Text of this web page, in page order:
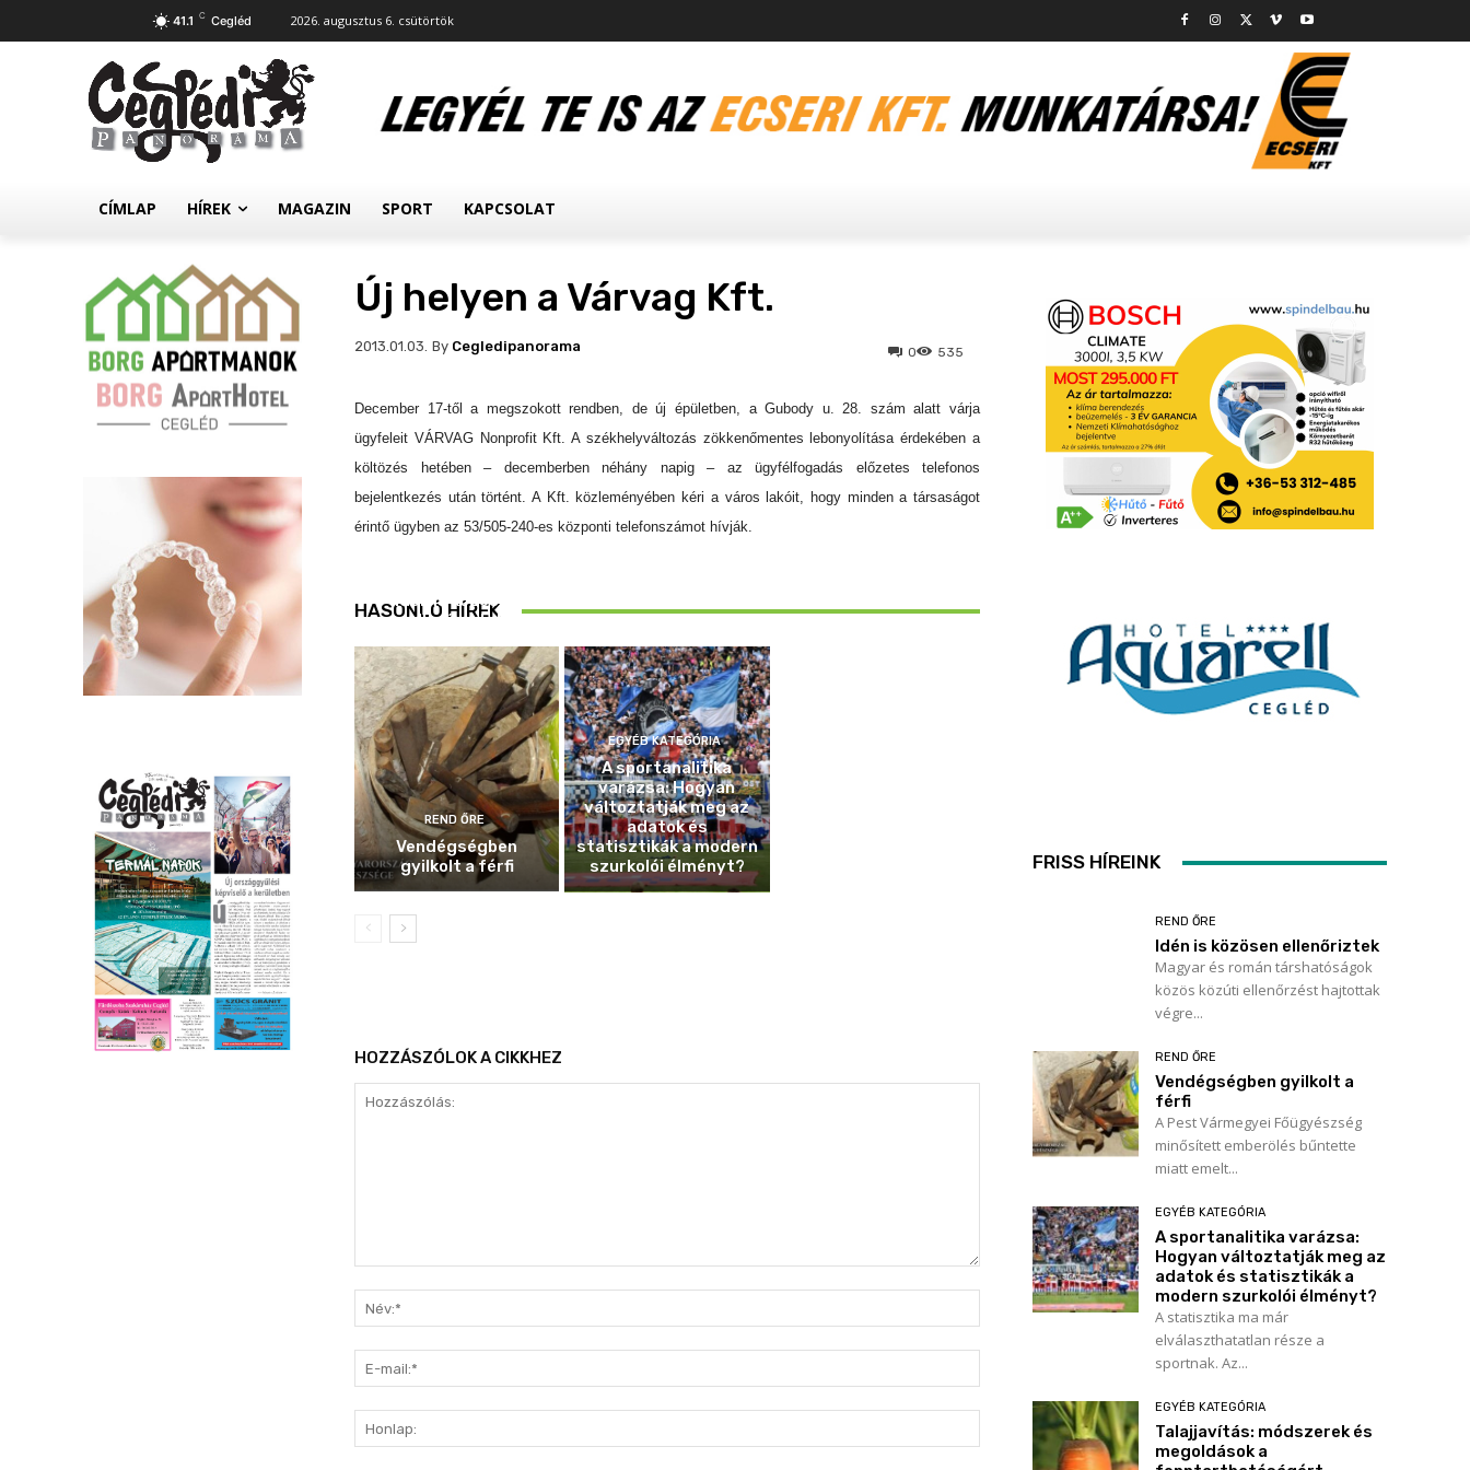
41.1 C Cegléd 2026. augusztus 6. csütörtök
CÍMLAP HÍREK MAGAZIN SPORT KAPCSOLAT
Új helyen a Várvag Kft.
2013.01.03. 535
0
By Cegledipanorama
December 17-től a megszokott rendben, de új épületben, a Gubody u. 28. szám alatt várja
ügyfeleit VÁRVAG Nonprofit Kft. A székhelyváltozás zökkenőmentes lebonyolítása érdekében a
költözés hetében – decemberben néhány napig – az ügyfélfogadás előzetes telefonos
bejelentkezés után történt. A Kft. közleményében kéri a város lakóit, hogy minden a társaságot
érintő ügyben az 53/505-240-es központi telefonszámot hívják.
HASONLÓ HÍREK
Idén is közösen
ellenőriztek
REND ŐRE
Vendégségben
gyilkolt a férfi
EGYÉB KATEGÓRIA
A sportanalitika
varázsa: Hogyan
változtatják meg az
adatok és
statisztikák a modern
szurkolói élményt?
HOZZÁSZÓLOK A CIKKHEZ
mail:*
FRISS HÍREINK
REND ŐRE
Idén is közösen ellenőriztek
Magyar és román társhatóságok
közös közúti ellenőrzést hajtottak
végre...
REND ŐRE
Vendégségben gyilkolt a
férfi
A Pest Vármegyei Főügyészség
minősített emberölés bűntette
miatt emelt...
EGYÉB KATEGÓRIA
A sportanalitika varázsa:
Hogyan változtatják meg az
adatok és statisztikák a
modern szurkolói élményt?
A statisztika ma már
elválaszthatatlan része a
sportnak. Az...
EGYÉB KATEGÓRIA
Talajjavítás: módszerek és
megoldások a